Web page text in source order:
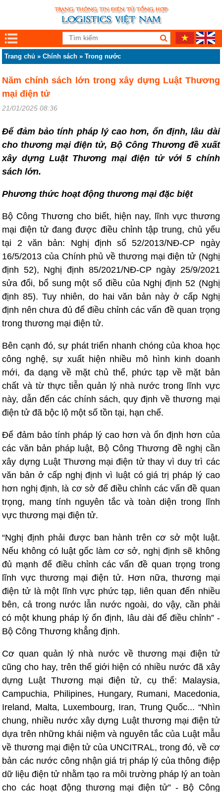
Trang chủ »Chính sách »Trong nước
Năm chính sách lớn trong xây dựng Luật Thương
mại điện tử
21/01/2025 08:36
Để đảm bảo tính pháp lý cao hơn, ổn định, lâu dài
cho thương mại điện tử, Bộ Công Thương đề xuất
xây dựng Luật Thương mại điện tử với 5 chính
sách lớn.
Phương thức hoạt động thương mại đặc biệt
Bộ Công Thương cho biết, hiện nay, lĩnh vực thương
mại điện tử đang được điều chỉnh tập trung, chủ yếu
tại 2 văn bản: Nghị định số 52/2013/NĐ-CP ngày
16/5/2013 của Chính phủ về thương mại điện tử (Nghị
định 52), Nghị định 85/2021/NĐ-CP ngày 25/9/2021
sửa đổi, bổ sung một số điều của Nghị định 52 (Nghị
định 85). Tuy nhiên, do hai văn bản này ở cấp Nghị
định nên chưa đủ để điều chỉnh các vấn đề quan trọng
trong thương mại điện tử.
Bên cạnh đó, sự phát triển nhanh chóng của khoa học
công nghệ, sự xuất hiện nhiều mô hình kinh doanh
mới, đa dạng về mặt chủ thể, phức tạp về mặt bản
chất và từ thực tiễn quản lý nhà nước trong lĩnh vực
này, dẫn đến các chính sách, quy định về thương mại
điện tử đã bộc lộ một số tồn tại, hạn chế.
Để đảm bảo tính pháp lý cao hơn và ổn định hơn của
các văn bản pháp luật, Bộ Công Thương đề nghị cần
xây dựng Luật Thương mại điện tử thay vì duy trì các
văn bản ở cấp nghị định vì luật có giá trị pháp lý cao
hơn nghị định, là cơ sở để điều chỉnh các vấn đề quan
trọng, mang tính nguyên tắc và toàn diện trong lĩnh
vực thương mại điện tử.
“Nghị định phải được ban hành trên cơ sở một luật.
Nếu không có luật gốc làm cơ sở, nghị định sẽ không
đủ mạnh để điều chỉnh các vấn đề quan trọng trong
lĩnh vực thương mại điện tử. Hơn nữa, thương mại
điện tử là một lĩnh vực phức tạp, liên quan đến nhiều
bên, cả trong nước lẫn nước ngoài, do vậy, cần phải
có một khung pháp lý ổn định, lâu dài để điều chỉnh” -
Bộ Công Thương khẳng định.
Cơ quan quản lý nhà nước về thương mại điện tử
cũng cho hay, trên thế giới hiện có nhiều nước đã xây
dựng Luật Thương mại điện tử, cụ thể: Malaysia,
Campuchia, Philipines, Hungary, Rumani, Macedonia,
Ireland, Malta, Luxembourg, Iran, Trung Quốc... “Nhìn
chung, nhiều nước xây dựng Luật thương mại điện tử
dựa trên những khái niệm và nguyên tắc của Luật mẫu
về thương mại điện tử của UNCITRAL, trong đó, về cơ
bản các nước công nhận giá trị pháp lý của thông điệp
dữ liệu điện tử nhằm tạo ra môi trường pháp lý an toàn
cho các hoạt động thương mại điện tử” - Bộ Công